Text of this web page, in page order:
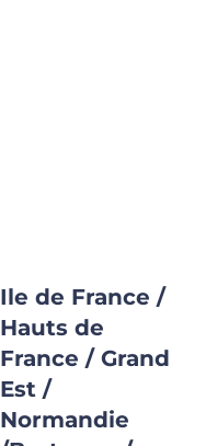
Ile de France /
Hauts de
France / Grand
Est /
Normandie